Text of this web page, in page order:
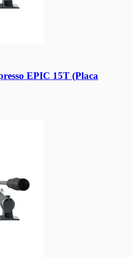
EPIC 15T (Placa